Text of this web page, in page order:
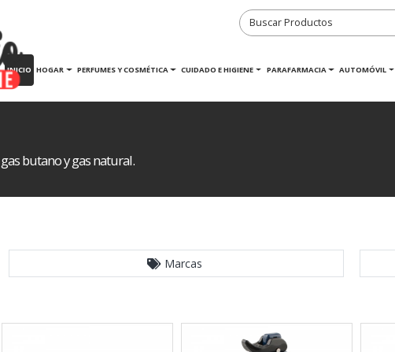
INICIO HOGAR PERFUMES Y COSMÉTICA CUIDADO E HIGIENE PARAFARMACIA AUTOMÓVIL
butano y gas natural.
Marcas